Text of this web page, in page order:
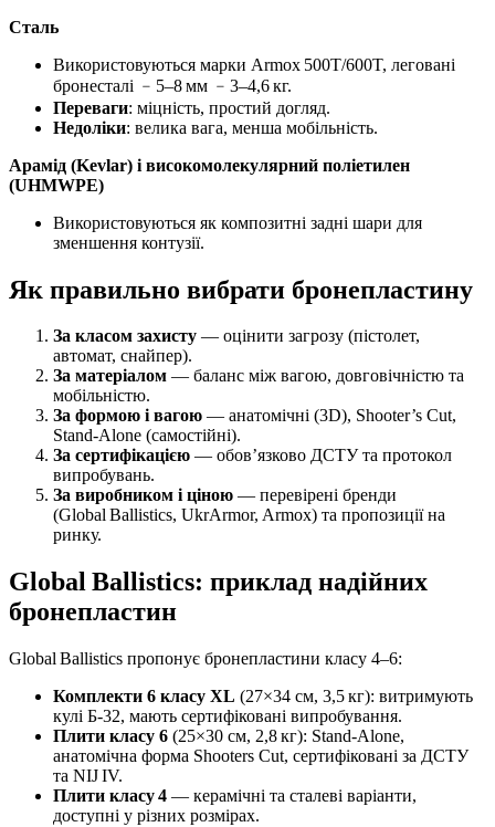
Сталь
Використовуються марки Armox 500T/600T, леговані
бронесталі ﹣5–8 мм ﹣3–4,6 кг.
Переваги: міцність, простий догляд.
Недоліки: велика вага, менша мобільність.
Арамід (Kevlar) і високомолекулярний поліетилен
(UHMWPE)
Використовуються як композитні задні шари для
зменшення контузії.
Як правильно вибрати бронепластину
За класом захисту — оцінити загрозу (пістолет,
автомат, снайпер).
За матеріалом — баланс між вагою, довговічністю та
мобільністю.
За формою і вагою — анатомічні (3D), Shooter’s Cut,
Stand‑Alone (самостійні).
За сертифікацією — обов’язково ДСТУ та протокол
випробувань.
За виробником і ціною — перевірені бренди
(Global Ballistics, UkrArmor, Armox) та пропозиції на
ринку.
Global Ballistics: приклад надійних
бронепластин
Global Ballistics пропонує бронепластини класу 4–6:
Комплекти 6 класу XL (27×34 см, 3,5 кг): витримують
кулі Б‑32, мають сертифіковані випробування.
Плити класу 6 (25×30 см, 2,8 кг): Stand‑Alone,
анатомічна форма Shooters Cut, сертифіковані за ДСТУ
та NIJ IV.
Плити класу 4 — керамічні та сталеві варіанти,
доступні у різних розмірах.